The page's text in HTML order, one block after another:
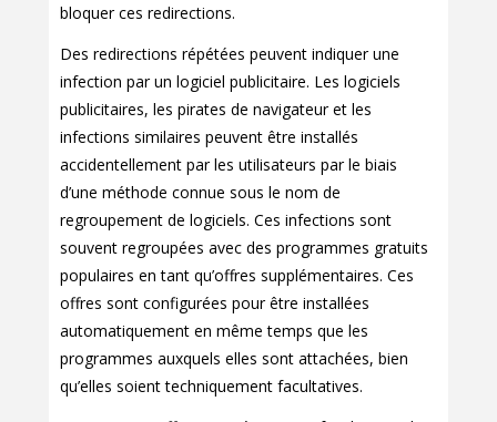
bloquer ces redirections.
Des redirections répétées peuvent indiquer une
infection par un logiciel publicitaire. Les logiciels
publicitaires, les pirates de navigateur et les
infections similaires peuvent être installés
accidentellement par les utilisateurs par le biais
d’une méthode connue sous le nom de
regroupement de logiciels. Ces infections sont
souvent regroupées avec des programmes gratuits
populaires en tant qu’offres supplémentaires. Ces
offres sont configurées pour être installées
automatiquement en même temps que les
programmes auxquels elles sont attachées, bien
qu’elles soient techniquement facultatives.